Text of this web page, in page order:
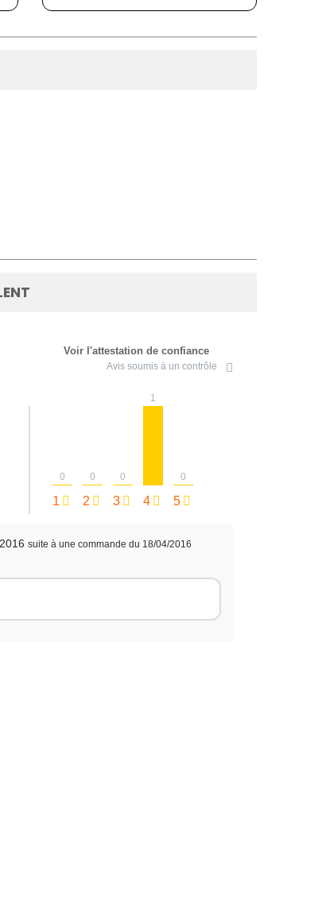
Voir l'attestation de confiance
Avis soumis à un contrôle
1
0
2
0
3
0
4
1
5
0
suite à une commande du 18/04/2016